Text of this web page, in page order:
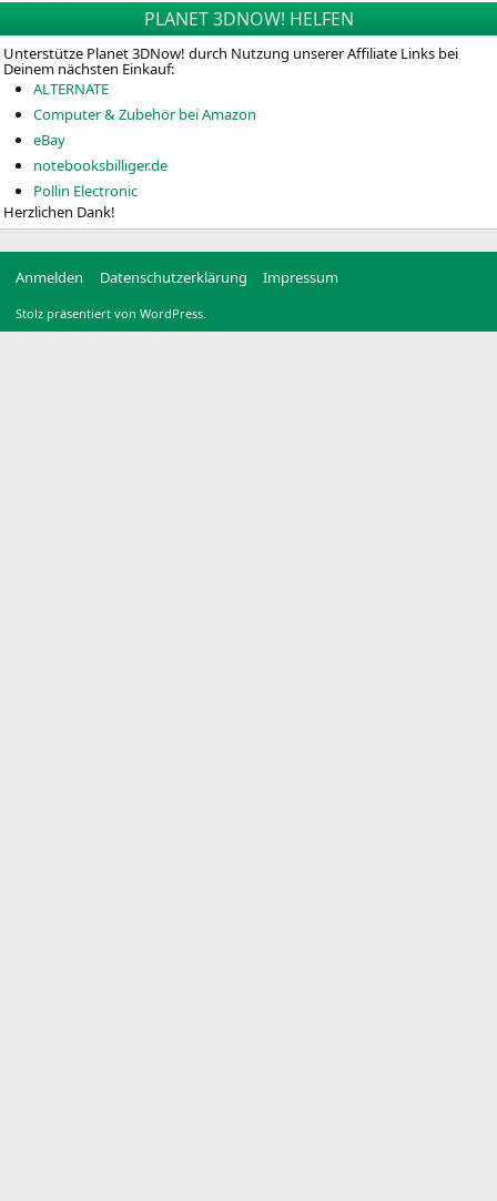
PLANET 3DNOW! HELFEN
Unterstütze Planet 3DNow! durch Nutzung unserer Affiliate Links bei
Deinem nächsten Einkauf:
ALTERNATE
Computer & Zubehör bei Amazon
eBay
notebooksbilliger.de
Pollin Electronic
Herzlichen Dank!
Anmelden Datenschutzerklärung Impressum
Stolz präsentiert von WordPress.